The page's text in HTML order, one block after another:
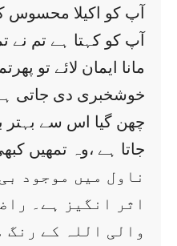
آپ کو اکیلا محسوس
آپ کو کہتا ہے تم نے
مانا ایمان لائے تو
خوشخبری دی جاتی
چھن گیا اس سے بہتر
جاتا ہے ،وہ تمھیں
ناول میں موجود
اثر انگیز ہے۔
والی اللہ کے رنگ